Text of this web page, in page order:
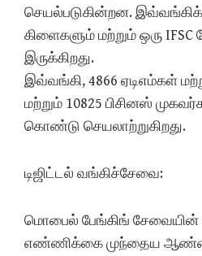
செயல்படுகின்றன.
கிளைகளும் மற்றும் ஒரு IFSC
இருக்கிறது.
இவ்வங்கி, 4866 ஏடிஎம்கள்
மற்றும் 10825 பிசினஸ்
கொண்டு செயலாற்றுகிறது.
டிஜிட்டல் வங்கிச்சேவை:
மொபைல் பேங்கிங் சேவையின்
எண்ணிக்கை முந்தைய